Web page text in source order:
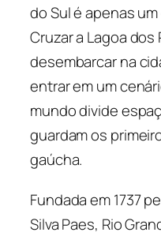
do Sul é apenas
Cruzar a Lagoa
desembarcar na
entrar em um
mundo divide
guardam os
gaúcha.
Fundada em 1737
Silva Paes, Rio